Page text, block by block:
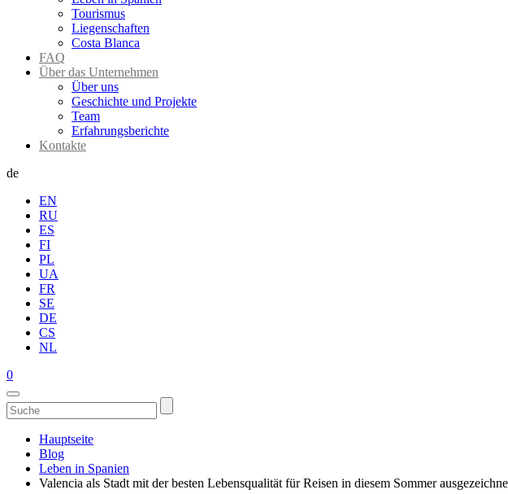
Tourismus
Liegenschaften
Costa Blanca
FAQ
Über das Unternehmen
Über uns
Geschichte und Projekte
Team
Erfahrungsberichte
Kontakte
de
EN
RU
ES
FI
PL
UA
FR
SE
DE
CS
NL
0
Hauptseite
Blog
Leben in Spanien
Valencia als Stadt mit der besten Lebensqualität für Reisen in diesem Sommer